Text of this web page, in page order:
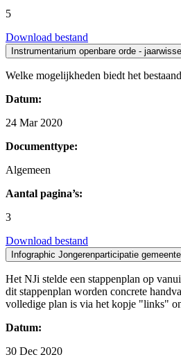
5
Download bestand
Instrumentarium openbare orde -
Welke mogelijkheden biedt het
Datum:
24 Mar 2020
Documenttype:
Algemeen
Aantal pagina’s:
3
Download bestand
Infographic Jongerenparticipatie
Het NJi stelde een stappenplan op
dit stappenplan worden concrete
volledige plan is via het kopje "links"
Datum:
30 Dec 2020